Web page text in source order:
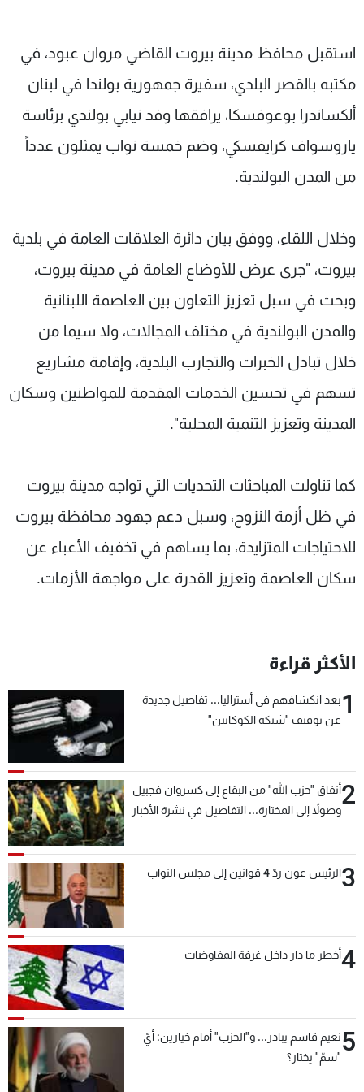
استقبل محافظ مدينة بيروت القاضي مروان عبود، في
مكتبه بالقصر البلدي، سفيرة جمهورية بولندا في لبنان
ألكساندرا بوغوفسكا، يرافقها وفد نيابي بولندي برئاسة
ياروسواف كرايفسكي، وضم خمسة نواب يمثلون عدداً
من المدن البولندية.
وخلال اللقاء، ووفق بيان دائرة العلاقات العامة في بلدية
بيروت، "جرى عرض للأوضاع العامة في مدينة بيروت،
وبحث في سبل تعزيز التعاون بين العاصمة اللبنانية
والمدن البولندية في مختلف المجالات، ولا سيما من
خلال تبادل الخبرات والتجارب البلدية، وإقامة مشاريع
تسهم في تحسين الخدمات المقدمة للمواطنين وسكان
المدينة وتعزيز التنمية المحلية".
كما تناولت المباحثات التحديات التي تواجه مدينة بيروت
في ظل أزمة النزوح، وسبل دعم جهود محافظة بيروت
للاحتياجات المتزايدة، بما يساهم في تخفيف الأعباء عن
سكان العاصمة وتعزيز القدرة على مواجهة الأزمات.
الأكثر قراءة
1بعد انكشافهم في أستراليا... تفاصيل جديدة
عن توقيف "شبكة الكوكايين"
2أنفاق "حزب الله" من البقاع إلى كسروان فجبيل
وصولاً إلى المختارة... التفاصيل في نشرة الأخبار
3الرئيس عون ردّ 4 قوانين إلى مجلس النواب
4أخطر ما دار داخل غرفة المفاوضات
5نعيم قاسم يبادر... و"الحزب" أمام خيارين: أيّ
"سمّ" يختار؟
عن MTV
الإنـتـاج
وظائف
تواصل معنا
شروط الإسـتخدام
سياسة الخصوصية